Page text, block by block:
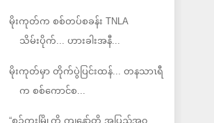
မိုးကုတ်က စစ်တပ်စခန်း TNLA
သိမ်းပိုက်... ဟားခါးအနီ...
မိုးကုတ်မှာ တိုက်ပွဲပြင်းထန်... တနသာၤရီ
က စစ်ကောင်စ...
“စဉ့်ကူးမြို့ကို ကျနော်တို့ အပြည့်အ၀